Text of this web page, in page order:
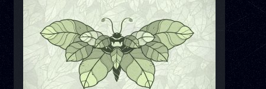
Kontakt
Links